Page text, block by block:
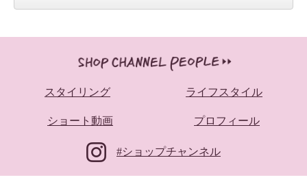
スタイリング ライフスタイル
ショート動画 プロフィール
#ショップチャンネル